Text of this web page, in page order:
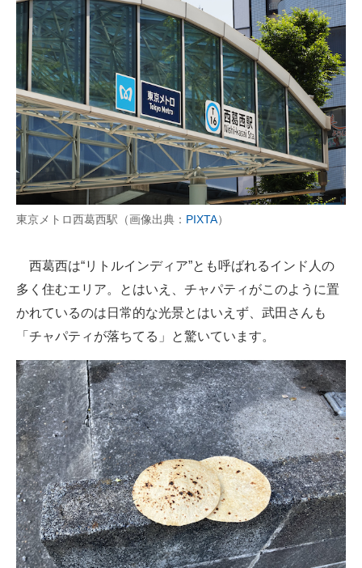
ちょっと気になるネットの話題
東京メトロ西葛西駅（画像出典： PIXTA）
西葛西は“リトルインディア”とも呼ばれるインド人の
多く住むエリア。とはいえ、チャパティがこのように置
かれているのは日常的な光景とはいえず、武田さんも
「チャパティが落ちてる」と驚いています。